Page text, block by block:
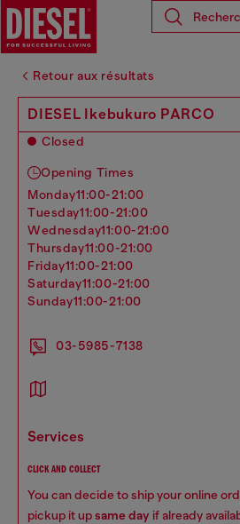
Retour aux résultats
DIESEL Ikebukuro PARCO
Closed
Opening Times
monday11:00-21:00
tuesday11:00-21:00
wednesday11:00-21:00
thursday11:00-21:00
friday11:00-21:00
saturday11:00-21:00
sunday11:00-21:00
03-5985-7138
services
CLICK AND COLLECT
You can decide to ship your online
pickup it upsame day if already